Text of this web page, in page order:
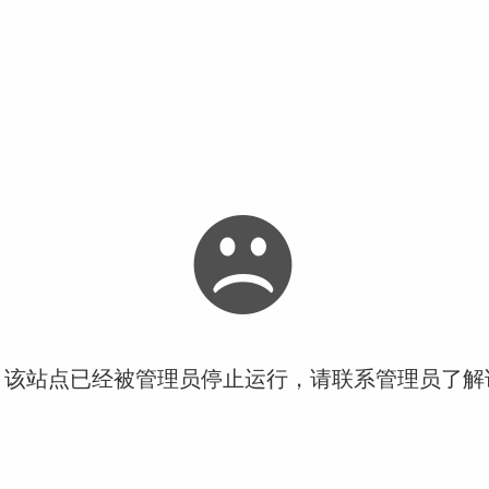
站点已经被管理员停止运行，请联系管理员了